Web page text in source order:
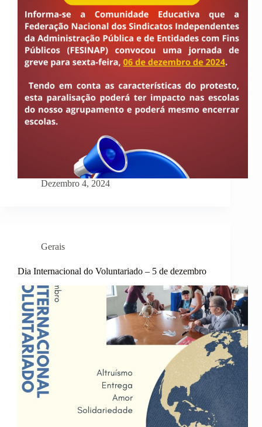
Dezembro 4, 2024
Gerais
Dia Internacional do Voluntariado – 5 de dezembro